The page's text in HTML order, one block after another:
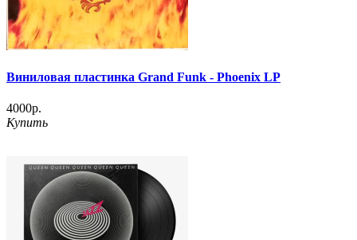
Виниловая пластинка Grand Funk - Phoenix LP
4000р.
Купить